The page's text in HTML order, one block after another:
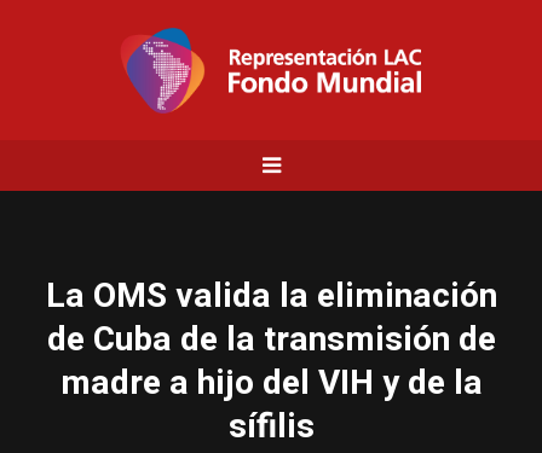
La OMS valida la eliminación
de Cuba de la transmisión de
madre a hijo del VIH y de la
sífilis